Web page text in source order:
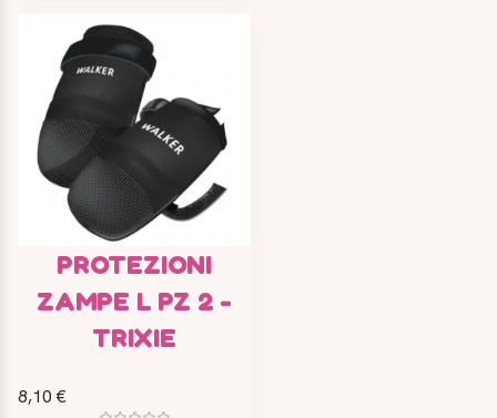
PROTEZIONI
ZAMPE L PZ 2 -
TRIXIE
8,10 €